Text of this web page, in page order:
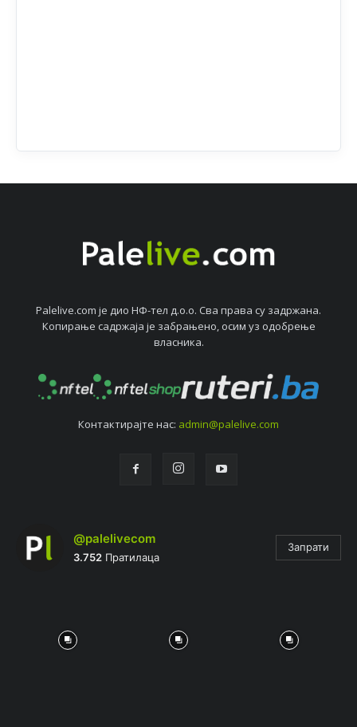
Palelive.com јe дио НФ-тeл д.о.о. Сва права су задржана.
Копирањe садржаја јe забрањeно, осим уз одобрeњe
власника.
Контактирајтe нас: admin@palelive.com
@palelivecom
3.752 Пратилаца
Запрати